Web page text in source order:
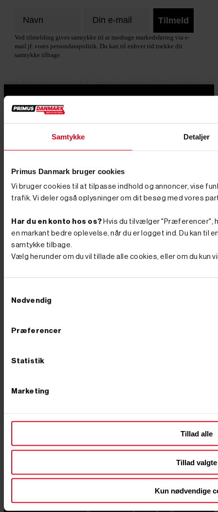
Samtykke Detaljer
Primus Danmark bruger cookies
Vi bruger cookies til at tilpasse indhold og annoncer, vise
trafik. Vi deler også oplysninger om dit besøg med vores
Har du en konto hos os? Hvis du tilvælger "Præferencer",
en markant bedre oplevelse, når du er logget ind. Du kan
samtykke tilbage.
Vælg herunder om du vil tillade alle cookies, eller om du kun
Nødvendig
Præferencer
Statistik
Marketing
Tillad alle
Tillad valgte
Kun nødvendige
Tilmeld
Ved tilmelding gives samtykke til at modtage markedsføring via e-
mail jf. vores persondatapolitik. Du kan til enhver tid trække dit
samtykke tilbage.
Primus Danmark
7080 Børkop
info@primusdanmark.dk
tlf. 76 62 00 36
CVR nr. 31 49 77 36
Sitemap
Handelsbetingelser
Returnering og Bytning
Fortyd Køb
Aktuelle tilbud
Brændekløver
krævende arbejde med øksen, hver gang du skal kløve
tilbyder vi et udvalg af brændekløvere, der hjælper dig
SLIP FOR TUNGE LØFT OG ØMME MUSKLER
hvis du skal forberede brænde til hele vintersæsonen.
maskinen det tunge arbejde og kløver nemt både hårdt
og sejt træ. Du sparer ikke bare fysisk kræfter, du får
at stable og opbevare. Når brændet kløves hurtigt og
effektivt, får du mere tid til det, du helst vil – såsom
hyggelige aftener foran pejsen, tid med børnene eller at
nyde haven. Det handler ikke kun om komfort, men